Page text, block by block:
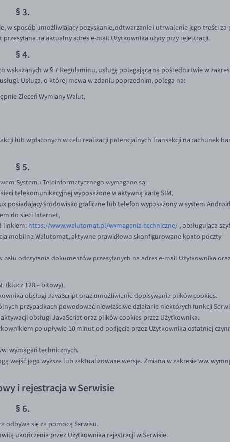
§ 3.
w sposób umożliwiający pozyskanie, odtwarzanie i utrwalenie jego treści za
na aktualny adres e-mail Użytkownika użyty przy rejestracji.
§ 4.
w § 7 Regulaminu, usługę polegającą na pośrednictwie w
Usługa, o której mowa w zdaniu poprzednim, polega na:
Zleceń Wymiany Walut,
lub wpłaconych w celu realizacji potencjalnych Transakcji na rachunek
§ 5.
Systemu Teleinformatycznego wymagane są:
telekomunikacyjnej wyposażone w aktywną kartę SIM,
posiadający środowisko graficzne lub telefon wyposażony w system Android
do sieci Internet,
linkiem: https://www.walutomat.pl/wymagania-techniczne/ , obsługująca
mobilna Walutomat, aktywne prawidłowo skonfigurowane konto poczty
odczytania dokumentów przesyłanych na adres e-mail Użytkownika oraz
(klucz 128 – bitowy).
obsługi JavaScript oraz umożliwienie dopisywania plików cookies.
przypadkach powodować niewłaściwe działanie niektórych funkcji
obsługi JavaScript oraz plików cookies przez Użytkownika.
po upływie 10 minut od podjęcia przez Użytkownika ostatniej
wymagań technicznych.
wejść jego wyższe lub zaktualizowane wersje. Zmiana w zakresie ww.
i rejestracja w Serwisie
§ 6.
odbywa się za pomocą Serwisu.
ukończenia przez Użytkownika rejestracji w Serwisie.